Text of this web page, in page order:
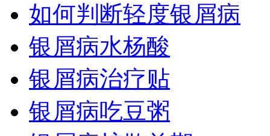
如何判断轻度银屑病
银屑病水杨酸
银屑病治疗贴
银屑病吃豆粥